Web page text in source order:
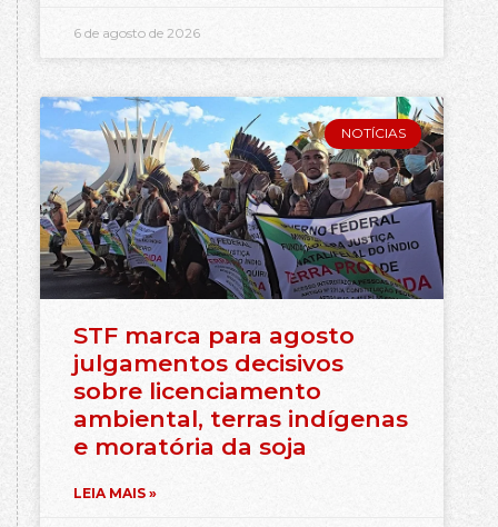
6 de agosto de 2026
NOTÍCIAS
STF marca para agosto
julgamentos decisivos
sobre licenciamento
ambiental, terras indígenas
e moratória da soja
LEIA MAIS »